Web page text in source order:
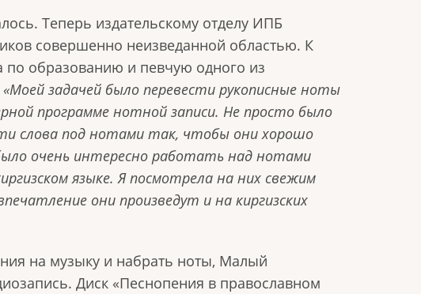
Теперь издательскому отделу ИПБ
совершенно неизведанной областью. К
по образованию и певчую одного из
«Моей задачей было перевести рукописные ноты
программе нотной записи. Не просто было
слова под нотами так, чтобы они хорошо
очень интересно работать над нотами
языке. Я посмотрела на них свежим
они произведут и на киргизских
на музыку и набрать ноты, Малый
Диск «Песнопения в православном